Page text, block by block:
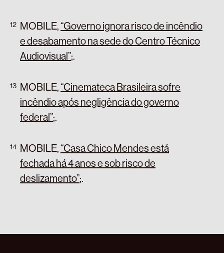
MOBILE,“Governo ignora risco de incêndio
e desabamento na sede do Centro Técnico
Audiovisual”;.
MOBILE,“Cinemateca Brasileira sofre
incêndio após negligência do governo
federal”;.
MOBILE,“Casa Chico Mendes está
fechada há 4 anos e sob risco de
deslizamento”;.